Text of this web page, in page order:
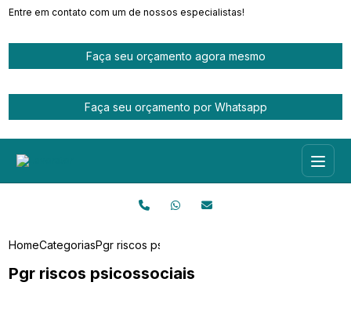
Entre em contato com um de nossos especialistas!
Faça seu orçamento agora mesmo
Faça seu orçamento por Whatsapp
HomeCategoriasPgr riscos psicossociais
Pgr riscos psicossociais